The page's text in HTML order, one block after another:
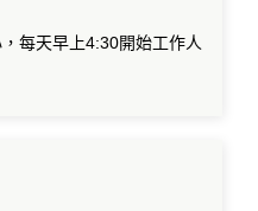
每天早上4:30開始工作人